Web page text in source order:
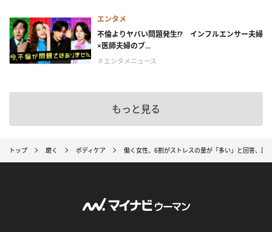
エンタメ
不倫よりヤバい問題発生!? インフルエンサー夫婦
×医師夫婦のブ...
＃エンタメニュース
もっと見る
トップ 磨く ボディケア 働く女性、6割がストレスの量が「多い」と回答、原